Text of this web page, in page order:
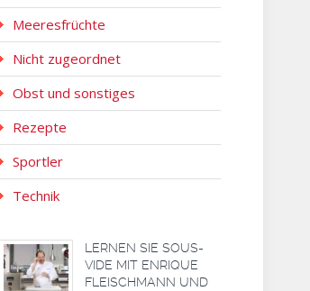
Meeresfrüchte
Nicht zugeordnet
Obst und sonstiges
Rezepte
Sportler
Technik
LERNEN SIE SOUS-
VIDE MIT ENRIQUE
FLEISCHMANN UND